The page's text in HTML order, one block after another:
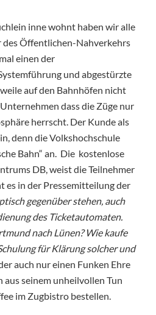
inne wohnt haben wir alle
des Öffentlichen-Nahverkehrs
einen der
und abgestürzte
auf den Bahnhöfen nicht
dass die Züge nur
herrscht. Der Kunde als
denn die Volkshochschule
Bahn“ an. Die kostenlose
DB, weist die Teilnehmer
es in der Pressemitteilung der
gegenüber stehen, auch
des Ticketautomaten.
nach Lünen? Wie kaufe
für Klärung solcher und
auch nur einen Funken Ehre
seinem unheilvollen Tun
im Zugbistro bestellen.